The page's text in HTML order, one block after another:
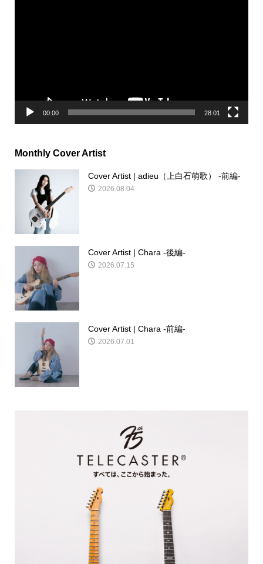
00:00 28:01
Monthly Cover Artist
Cover Artist | adieu（上白石萌歌） -前編-
2026.08.04
Cover Artist | Chara -後編-
2026.07.15
Cover Artist | Chara -前編-
2026.07.01